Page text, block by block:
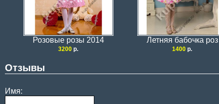
Розовые розы 2014 Летняя бабочка роз
3200 р. 1400 р.
Отзывы
Имя: